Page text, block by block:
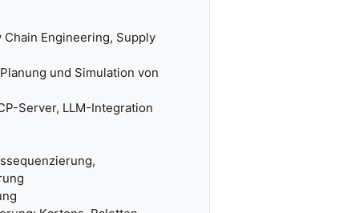
Engineering, Supply
und Simulation von
Server, LLM-Integration